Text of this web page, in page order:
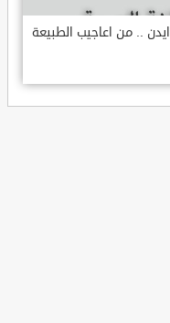
.. من اعاجيب الطبيعة